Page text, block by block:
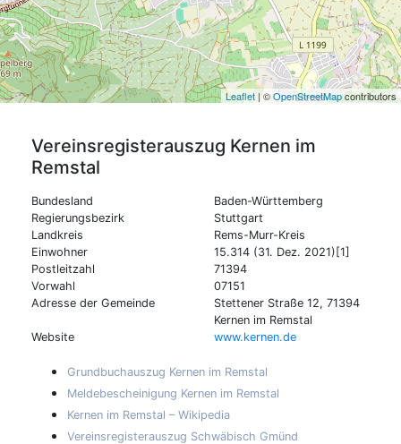
Leaflet | ©OpenStreetMapcontributors
Vereinsregisterauszug Kernen im
Remstal
Bundesland
Baden-Württemberg
Regierungsbezirk
Stuttgart
Landkreis
Rems-Murr-Kreis
Einwohner
15.314 (31. Dez. 2021)[1]
Postleitzahl
71394
Vorwahl
07151
Adresse der Gemeinde
Stettener Straße 12, 71394
Kernen im Remstal
Website
www.kernen.de
Grundbuchauszug Kernen im Remstal
Meldebescheinigung Kernen im Remstal
Kernen im Remstal – Wikipedia
Vereinsregisterauszug Schwäbisch Gmünd